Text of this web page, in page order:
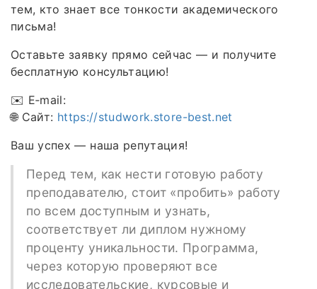
тем, кто знает все тонкости академического
письма!
Оставьте заявку прямо сейчас — и получите
бесплатную консультацию!
✉️ E‑mail:
🌐 Сайт: https://studwork.store-best.net
Ваш успех — наша репутация!
Перед тем, как нести готовую работу
преподавателю, стоит «пробить» работу
по всем доступным и узнать,
соответствует ли диплом нужному
проценту уникальности. Программа,
через которую проверяют все
исследовательские, курсовые и